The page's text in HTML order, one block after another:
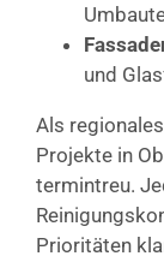
und
Als
Projekte in
termintreu.
Prioritäten